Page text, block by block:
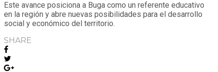
Este avance posiciona a Buga como un referente educativo
en la región y abre nuevas posibilidades para el desarrollo
social y económico del territorio.
SHARE